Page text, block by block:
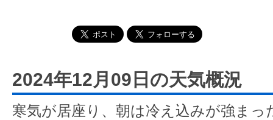
2024年12月09日の天気概況
寒気が居座り、朝は冷え込みが強まっ